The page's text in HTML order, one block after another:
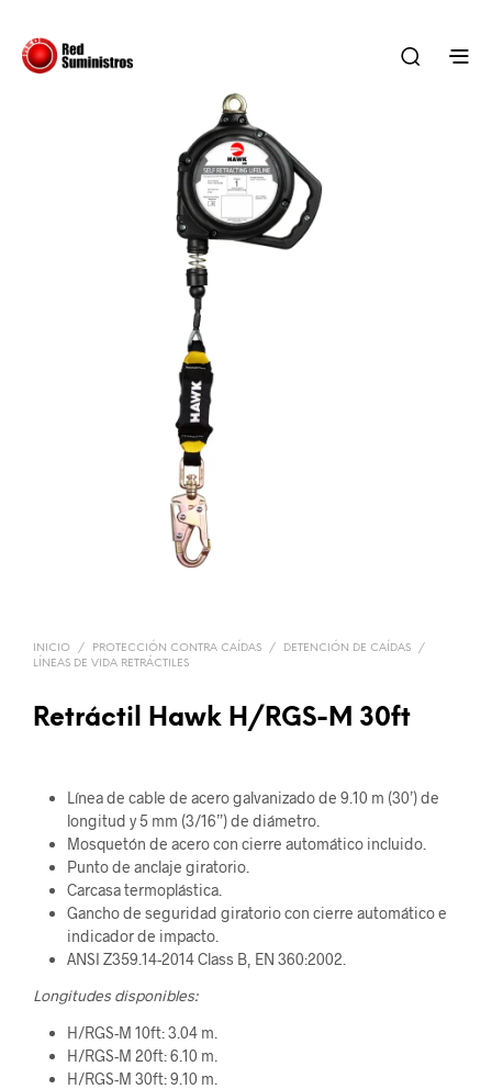
INICIO / PROTECCIÓN CONTRA CAÍDAS / DETENCIÓN DE CAÍDAS
/
LÍNEAS DE VIDA RETRÁCTILES
Retráctil Hawk H/RGS-M 30ft
Línea de cable de acero galvanizado de 9.10 m (30’) de
longitud y 5 mm (3/16”) de diámetro.
Mosquetón de acero con cierre automático incluido.
Punto de anclaje giratorio.
Carcasa termoplástica.
Gancho de seguridad giratorio con cierre automático e
indicador de impacto.
ANSI Z359.14-2014 Class B, EN 360:2002.
Longitudes disponibles:
H/RGS-M 10ft: 3.04 m.
H/RGS-M 20ft: 6.10 m.
H/RGS-M 30ft: 9.10 m.